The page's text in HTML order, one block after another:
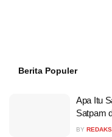
Berita Populer
Apa Itu
Satpam
BY